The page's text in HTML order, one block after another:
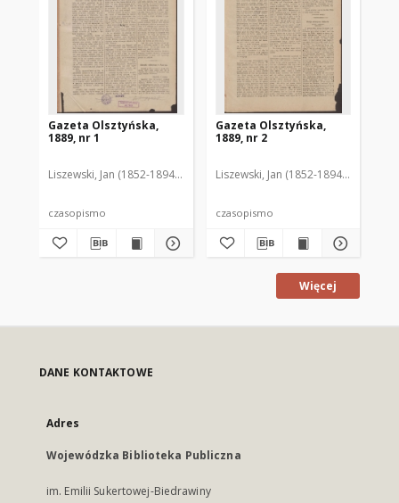
Gazeta Olsztyńska,
1889, nr 1
Liszewski, Jan (1852-1894). Red.
czasopismo
Gazeta Olsztyńska,
1889, nr 2
Liszewski, Jan (1852-1894). Red.
czasopismo
Więcej
DANE KONTAKTOWE
Adres
Wojewódzka Biblioteka Publiczna
im. Emilii Sukertowej-Biedrawiny